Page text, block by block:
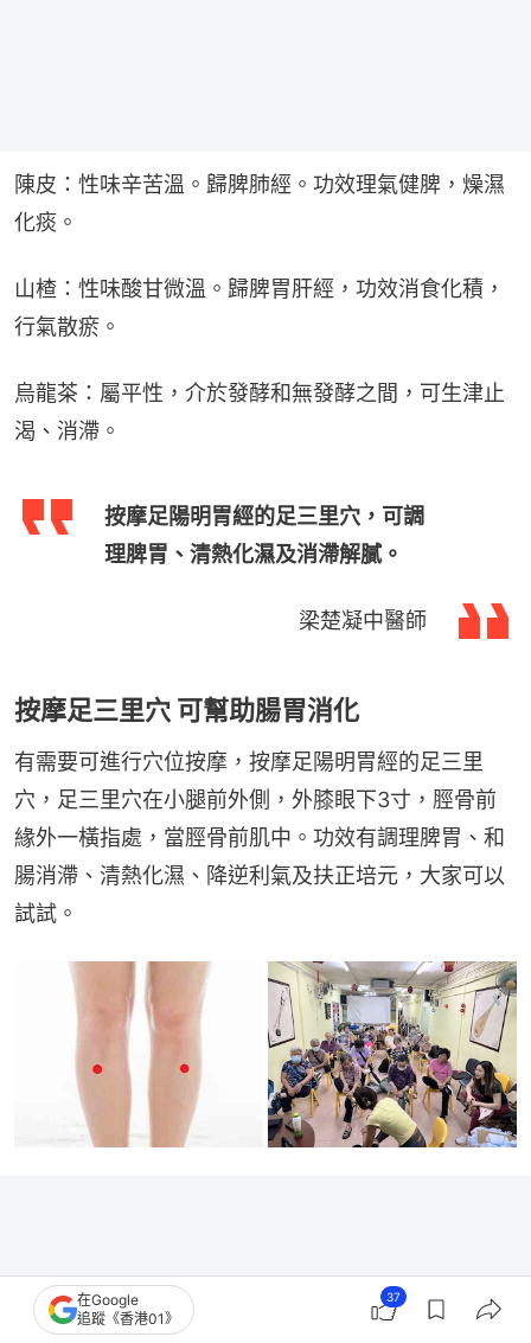
陳皮：性味辛苦溫。歸脾肺經。功效理氣健脾，燥濕
化痰。
山楂：性味酸甘微溫。歸脾胃肝經，功效消食化積，
行氣散瘀。
烏龍茶：屬平性，介於發酵和無發酵之間，可生津止
渴、消滯。
按摩足陽明胃經的足三里穴，可調
理脾胃、清熱化濕及消滯解膩。
梁楚凝中醫師
按摩足三里穴 可幫助腸胃消化
有需要可進行穴位按摩，按摩足陽明胃經的足三里
穴，足三里穴在小腿前外側，外膝眼下3寸，脛骨前
緣外一橫指處，當脛骨前肌中。功效有調理脾胃、和
腸消滯、清熱化濕、降逆利氣及扶正培元，大家可以
試試。
在Google
追蹤《香港01》
37